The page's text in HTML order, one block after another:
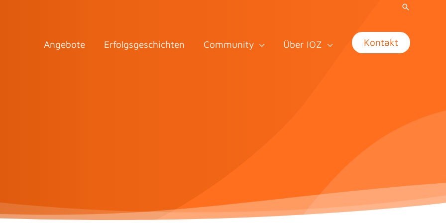
Angebote Erfolgsgeschichten Community Über IOZ Kontakt